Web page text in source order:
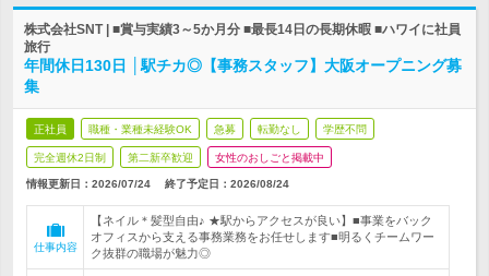
株式会社SNT | ■賞与実績3～5か月分 ■最長14日の長期休暇 ■ハワイに社員
旅行
年間休日130日 │駅チカ◎【事務スタッフ】大阪オープニング募
集
正社員 職種・業種未経験OK 急募 転勤なし 学歴不問
完全週休2日制 第二新卒歓迎 女性のおしごと掲載中
情報更新日：2026/07/24 終了予定日： 2026/08/24
仕事内容
【ネイル＊髪型自由♪ ★駅からアクセスが良い】■事業をバック
オフィスから支える事務業務をお任せします■明るくチームワー
ク抜群の職場が魅力◎